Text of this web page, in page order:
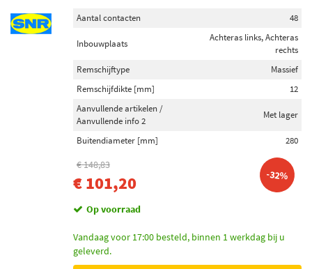
Aantal contacten 48
Inbouwplaats
Achteras links, Achteras
rechts
Remschijftype
Massief
Remschijfdikte [mm]
12
Aanvullende artikelen /
Aanvullende info 2
Met lager
Buitendiameter [mm] 280
€ 148,83
€ 101,20 -32%
Op voorraad
Vandaag voor 17:00 besteld, binnen 1 werkdag bij u
geleverd.